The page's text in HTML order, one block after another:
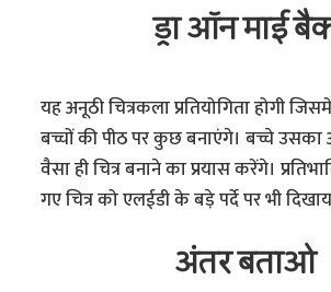
ड्रा ऑन माई
यह अनूठी चित्रकला प्रतियोगिता होगी
बच्चों की पीठ पर कुछ बनाएंगे। बच्चे
वैसा ही चित्र बनाने का प्रयास करेंगे।
गए चित्र को एलईडी के बड़े पर्दे पर भी
अंतर बताओ